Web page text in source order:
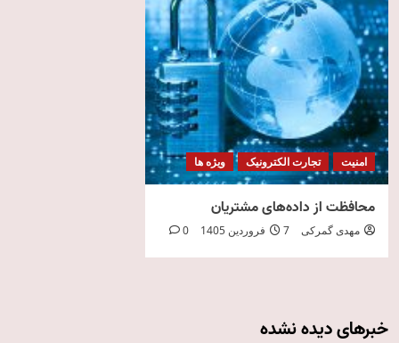
امنیت تجارت الکترونیک ویژه ها
محافظت از داده‌های مشتریان
مهدی گمرکی 7 فروردین 1405 0
خبرهای دیده نشده